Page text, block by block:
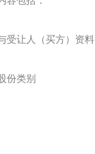
受让人（买方）资料
份类别